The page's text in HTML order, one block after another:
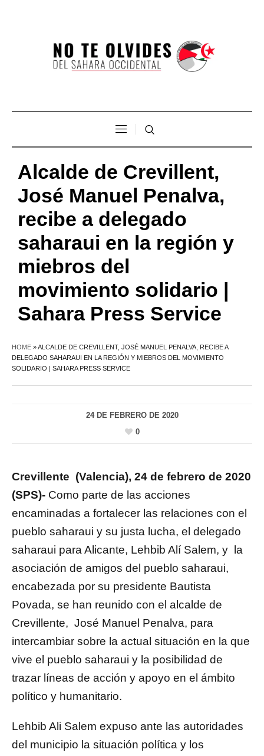
Alcalde de Crevillent,
José Manuel Penalva,
recibe a delegado
saharaui en la región y
miebros del
movimiento solidario |
Sahara Press Service
HOME »ALCALDE DE CREVILLENT, JOSÉ MANUEL PENALVA, RECIBE A
DELEGADO SAHARAUI EN LA REGIÓN Y MIEBROS DEL MOVIMIENTO
SOLIDARIO | SAHARA PRESS SERVICE
24 DE FEBRERO DE 2020
0
Crevillente (Valencia), 24 de febrero de 2020
(SPS)- Como parte de las acciones
encaminadas a fortalecer las relaciones con el
pueblo saharaui y su justa lucha, el delegado
saharaui para Alicante, Lehbib Alí Salem, y la
asociación de amigos del pueblo saharaui,
encabezada por su presidente Bautista
Povada, se han reunido con el alcalde de
Crevillente, José Manuel Penalva, para
intercambiar sobre la actual situación en la que
vive el pueblo saharaui y la posibilidad de
trazar líneas de acción y apoyo en el ámbito
político y humanitario.
Lehbib Ali Salem expuso ante las autoridades
del municipio la situación política y los